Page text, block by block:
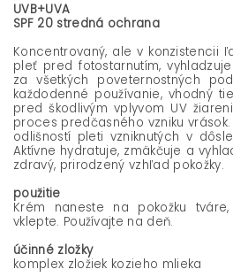
UVB+UVA
SPF 20 stredná ochrana
Koncentrovaný, ale v konzistencii
pleť pred fotostarnutím,
za všetkých poveternostných
každodenné používanie, vhodný
pred škodlivým vplyvom UV
proces predčasného vzniku
odlišností pleti vzniknutých v
Aktívne hydratuje, zmäkčuje a
zdravý, prirodzený vzhľad pokožky.
použitie
Krém naneste na pokožku
vklepte. Používajte na deň.
účinné zložky
komplex zložiek kozieho mlieka